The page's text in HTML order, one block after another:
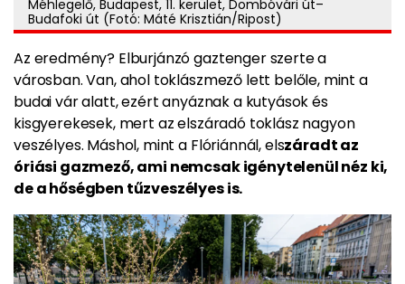
Méhlegelő, Budapest, 11. kerület, Dombóvári út–
Budafoki út (Fotó: Máté Krisztián/Ripost)
Az eredmény? Elburjánzó gaztenger szerte a
városban. Van, ahol toklászmező lett belőle, mint a
budai vár alatt, ezért anyáznak a kutyások és
kisgyerekesek, mert az elszáradó toklász nagyon
veszélyes. Máshol, mint a Flóriánnál, elszáradt az
óriási gazmező, ami nemcsak igénytelenül néz ki,
de a hőségben tűzveszélyes is.